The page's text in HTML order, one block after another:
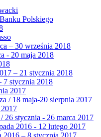
Polskiego
– 30 września 2018
- 20 maja 2018
– 21 stycznia 2018
7 stycznia 2018
2017
/ 18 maja-20 sierpnia 2017
26 stycznia - 26 marca 2017
2016 - 12 lutego 2017
2016 – 8 stycznia 2017